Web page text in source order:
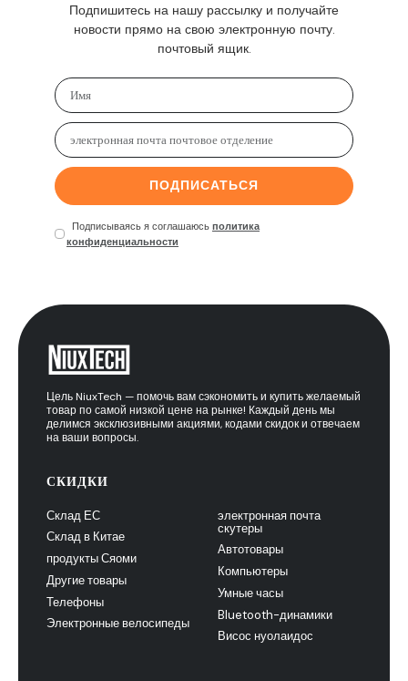
Подпишитесь на нашу рассылку и получайте
новости прямо на свою электронную почту.
почтовый ящик.
ПОДПИСАТЬСЯ
Подписываясь я соглашаюсь политика
конфиденциальности
Цель NiuxTech — помочь вам сэкономить и купить желаемый
товар по самой низкой цене на рынке! Каждый день мы
делимся эксклюзивными акциями, кодами скидок и отвечаем
на ваши вопросы.
СКИДКИ
Склад ЕС
Склад в Китае
продукты Сяоми
Другие товары
Телефоны
Электронные велосипеды
электронная почта
скутеры
Автотовары
Компьютеры
Умные часы
Bluetooth-динамики
Висос нуолаидос